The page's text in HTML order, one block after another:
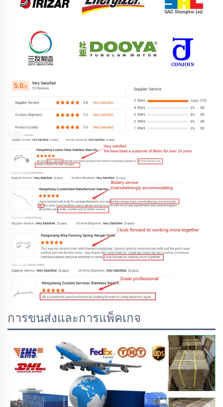
การขนส่งและการแพ็คเกจ